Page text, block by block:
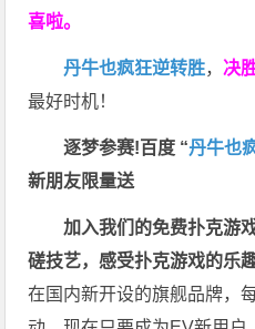
喜啦。
丹牛也疯狂逆转胜， 决
最好时机！
逐梦参赛!百度 “丹牛也
新朋友限量送
加入我们的免费扑克游
磋技艺，感受扑克游戏的乐趣
在国内新开设的旗舰品牌，